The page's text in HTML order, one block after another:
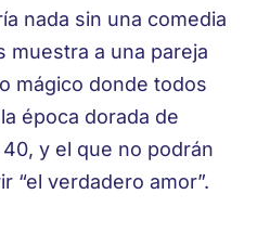
nada sin una comedia
muestra a una pareja
mágico donde todos
época dorada de
y el que no podrán
“el verdadero amor”.